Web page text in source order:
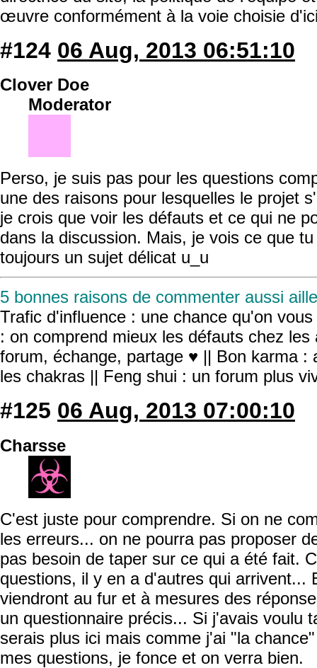
œuvre conformément à la voie choisie
#124 06 Aug, 2013 06:51:10
Clover Doe
Moderator
Perso, je suis pas pour les questions
une des raisons pour lesquelles le projet
je crois que voir les défauts et ce qui ne
dans la discussion. Mais, je vois ce que
toujours un sujet délicat u_u
5 bonnes raisons de commenter aussi
Trafic d'influence : une chance qu'on
: on comprend mieux les défauts chez
forum, échange, partage ♥ || Bon karma :
les chakras || Feng shui : un forum plus
#125 06 Aug, 2013 07:00:10
Charsse
C'est juste pour comprendre. Si on ne
les erreurs... on ne pourra pas proposer
pas besoin de taper sur ce qui a été fait.
questions, il y en a d'autres qui arrivent...
viendront au fur et à mesures des
un questionnaire précis... Si j'avais voulu
serais plus ici mais comme j'ai "la
mes questions, je fonce et on verra bien.